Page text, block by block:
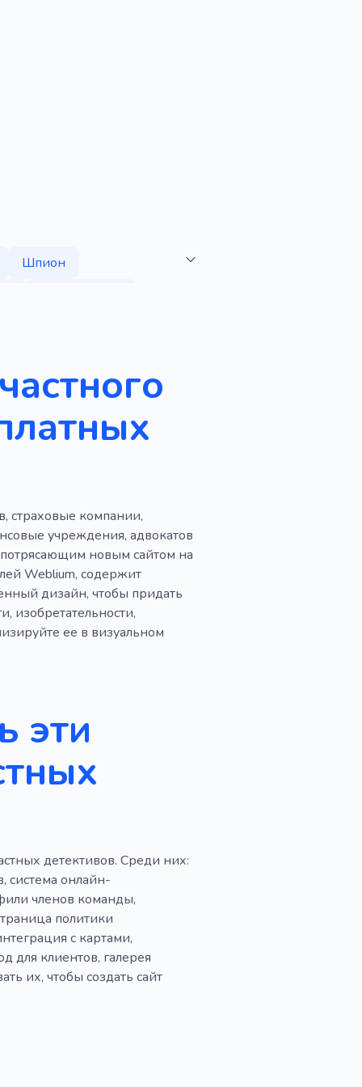
Шпион
Нанять телохранителя
безопасности
проектами
страховые компании,
учреждения, адвокатов
новым сайтом на
Weblium, содержит
дизайн, чтобы придать
изобретательности,
ее в визуальном
эти
детективов. Среди них:
система онлайн-
членов команды,
политики
с картами,
для клиентов, галерея
их, чтобы создать сайт